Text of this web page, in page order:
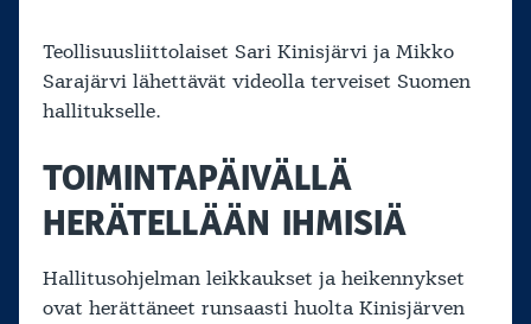
Teollisuusliittolaiset Sari Kinisjärvi ja Mikko
Sarajärvi lähettävät videolla terveiset Suomen
hallitukselle.
TOIMINTAPÄIVÄLLÄ
HERÄTELLÄÄN IHMISIÄ
Hallitusohjelman leikkaukset ja heikennykset
ovat herättäneet runsaasti huolta Kinisjärven